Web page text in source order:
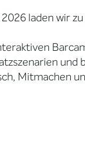
laden wir
Mitmachen